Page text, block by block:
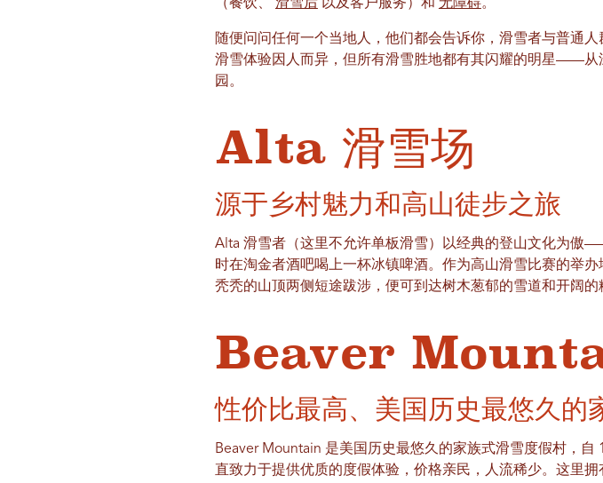
（餐饮、 滑雪后以及客户服务）和 无障碍。
随便问问任何一个当地人，他们都会告诉你，滑雪者与普通
滑雪体验因人而异，但所有滑雪胜地都有其闪耀的明星——从
园。
Alta 滑雪场
源于乡村魅力和高山徒步之旅
Alta 滑雪者（这里不允许单板滑雪）以经典的登山文化为傲
时在淘金者酒吧喝上一杯冰镇啤酒。作为高山滑雪比赛的举
秃秃的山顶两侧短途跋涉，便可到达树木葱郁的雪道和开阔
Beaver
性价比最高、美国历史最悠久的
Beaver Mountain 是美国历史最悠久的家族式滑雪度假村，
直致力于提供优质的度假体验，价格亲民，人流稀少。这里拥